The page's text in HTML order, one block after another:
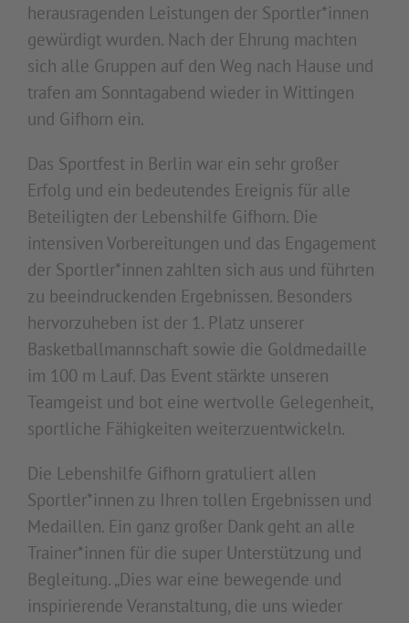
herausragenden Leistungen der Sportler*innen
gewürdigt wurden. Nach der Ehrung machten
sich alle Gruppen auf den Weg nach Hause und
trafen am Sonntagabend wieder in Wittingen
und Gifhorn ein.
Das Sportfest in Berlin war ein sehr großer
Erfolg und ein bedeutendes Ereignis für alle
Beteiligten der Lebenshilfe Gifhorn. Die
intensiven Vorbereitungen und das Engagement
der Sportler*innen zahlten sich aus und führten
zu beeindruckenden Ergebnissen. Besonders
hervorzuheben ist der 1. Platz unserer
Basketballmannschaft sowie die Goldmedaille
im 100 m Lauf. Das Event stärkte unseren
Teamgeist und bot eine wertvolle Gelegenheit,
sportliche Fähigkeiten weiterzuentwickeln.
Die Lebenshilfe Gifhorn gratuliert allen
Sportler*innen zu Ihren tollen Ergebnissen und
Medaillen. Ein ganz großer Dank geht an alle
Trainer*innen für die super Unterstützung und
Begleitung. „Dies war eine bewegende und
inspirierende Veranstaltung, die uns wieder